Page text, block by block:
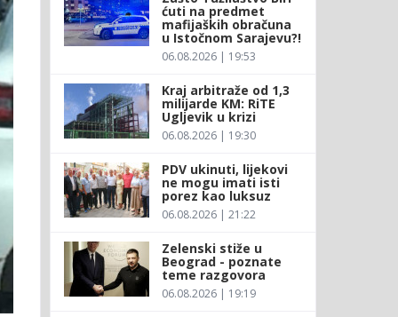
ćuti na predmet
mafijaških obračuna
u Istočnom Sarajevu?!
06.08.2026 | 19:53
Kraj arbitraže od 1,3
milijarde KM: RiTE
Ugljevik u krizi
06.08.2026 | 19:30
PDV ukinuti, lijekovi
ne mogu imati isti
porez kao luksuz
06.08.2026 | 21:22
Zelenski stiže u
Beograd - poznate
teme razgovora
06.08.2026 | 19:19